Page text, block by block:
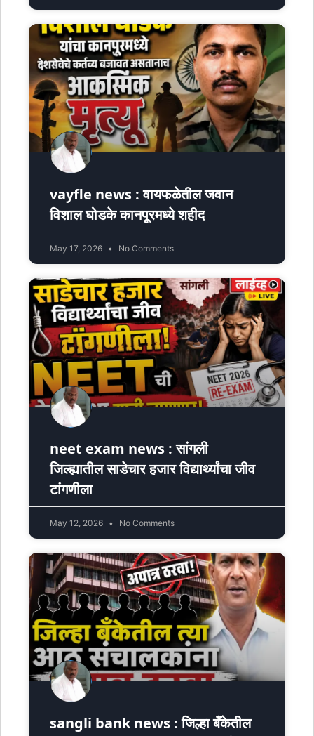
vayfle news : वायफळेतील जवान
विशाल घोडके कानपूरमध्ये शहीद
May 17, 2026 No Comments
neet exam news : सांगली
जिल्ह्यातील साडेचार हजार विद्यार्थ्यांचा जीव
टांगणीला
May 12, 2026 No Comments
sangli bank news : जिल्हा बॅँकेतील